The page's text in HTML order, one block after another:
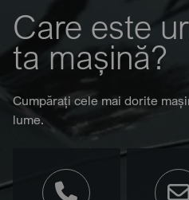
Care este
ta mașină?
Cumpărați cele mai dorite
lume.